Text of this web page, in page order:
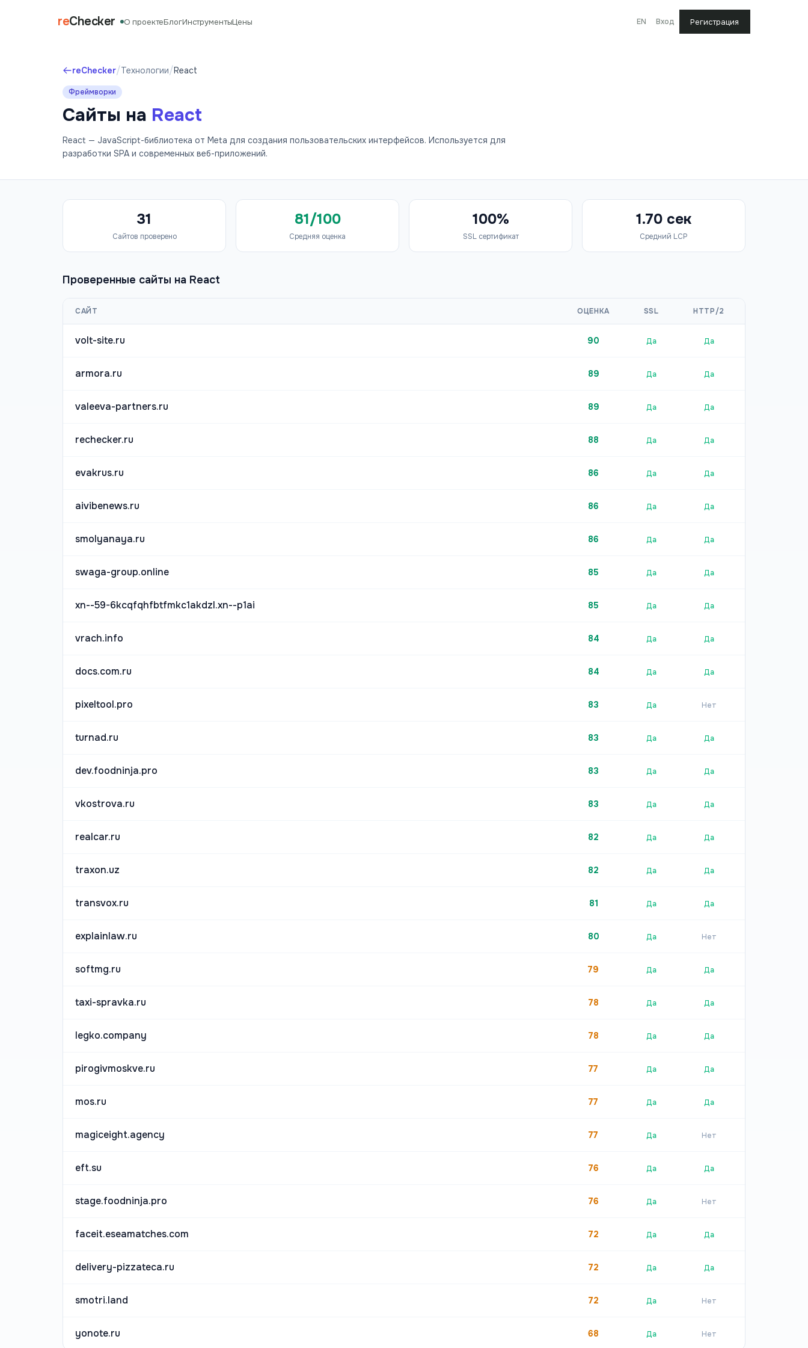
reChecker О проектеБлогИнструментыЦены EN Вход Регистрация
reChecker/Технологии/React
Фреймворки
Сайты на React
React — JavaScript-библиотека от Meta для создания пользовательских интерфейсов. Используется для
разработки SPA и современных веб-приложений.
31
Сайтов проверено
81/100
Средняя оценка
100%
SSL сертификат
1.70 сек
Средний LCP
Проверенные сайты на React
САЙТ ОЦЕНКА SSL HTTP/2
volt-site.ru 90 Да Да
armora.ru 89 Да Да
valeeva-partners.ru 89 Да Да
rechecker.ru 88 Да Да
evakrus.ru 86 Да Да
aivibenews.ru 86 Да Да
smolyanaya.ru 86 Да Да
swaga-group.online 85 Да Да
xn--59-6kcqfqhfbtfmkc1akdzl.xn--p1ai 85 Да Да
vrach.info 84 Да Да
docs.com.ru 84 Да Да
pixeltool.pro 83 Да Нет
turnad.ru 83 Да Да
dev.foodninja.pro 83 Да Да
vkostrova.ru 83 Да Да
realcar.ru 82 Да Да
traxon.uz 82 Да Да
transvox.ru 81 Да Да
explainlaw.ru 80 Да Нет
softmg.ru 79 Да Да
taxi-spravka.ru 78 Да Да
legko.company 78 Да Да
pirogivmoskve.ru 77 Да Да
mos.ru 77 Да Да
magiceight.agency 77 Да Нет
eft.su 76 Да Да
stage.foodninja.pro 76 Да Нет
faceit.eseamatches.com 72 Да Да
delivery-pizzateca.ru 72 Да Да
smotri.land 72 Да Нет
yonote.ru 68 Да Нет